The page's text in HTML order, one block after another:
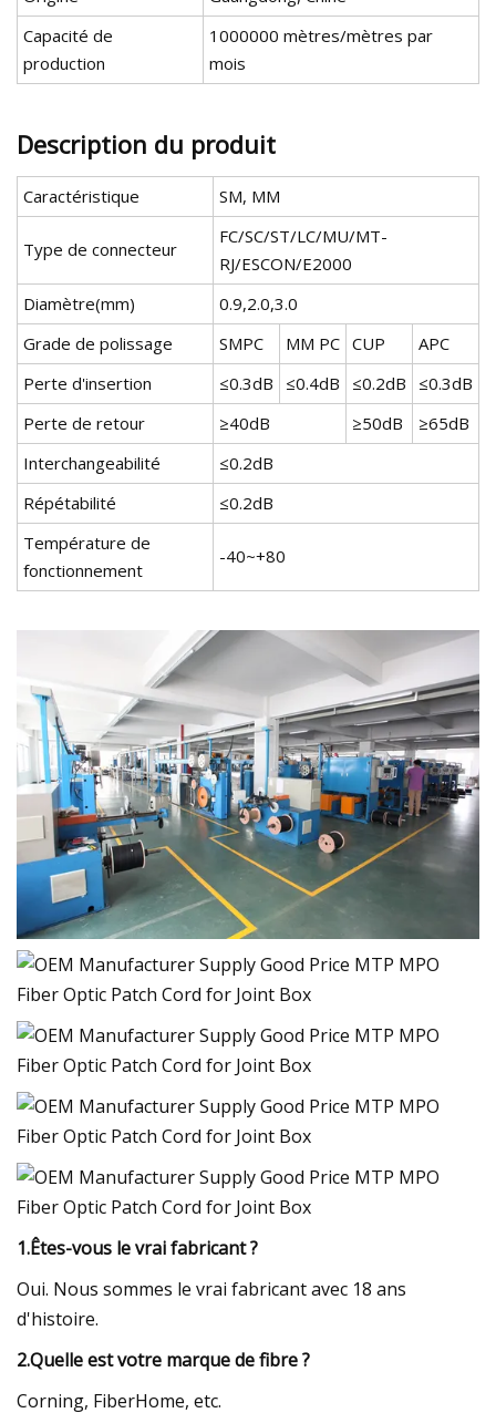
Capacité de
production
1000000 mètres/mètres par
mois
Description du produit
Caractéristique SM, MM
Type de connecteur
FC/SC/ST/LC/MU/MT-
RJ/ESCON/E2000
Diamètre(mm)
0.9,2.0,3.0
Grade de polissage
SMPC MM PC CUP
APC
Perte d'insertion
≤0.3dB ≤0.4dB ≤0.2dB
≤0.3dB
Perte de retour
≥40dB ≥50dB
≥65dB
Interchangeabilité
≤0.2dB
Répétabilité
≤0.2dB
Température de
fonctionnement
-40~+80
1.Êtes-vous le vrai fabricant ?
Oui. Nous sommes le vrai fabricant avec 18 ans
d'histoire.
2.Quelle est votre marque de fibre ?
Corning, FiberHome, etc.